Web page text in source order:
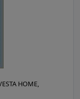
HOME,